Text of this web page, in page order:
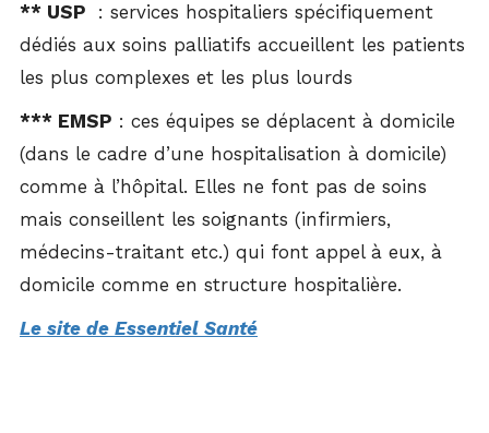
** USP
: services hospitaliers spécifiquement
dédiés aux soins palliatifs accueillent les patients
les plus complexes et les plus lourds
*** EMSP : ces équipes se déplacent à domicile
(dans le cadre d’une hospitalisation à domicile)
comme à l’hôpital. Elles ne font pas de soins
mais conseillent les soignants (infirmiers,
médecins-traitant etc.) qui font appel à eux, à
domicile comme en structure hospitalière.
Le site de Essentiel Santé